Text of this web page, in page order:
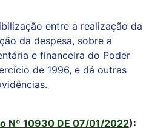
entre a realização da
da despesa, sobre a
e financeira do Poder
de 1996, e dá outras
Nº 10930 DE 07/01/2022):